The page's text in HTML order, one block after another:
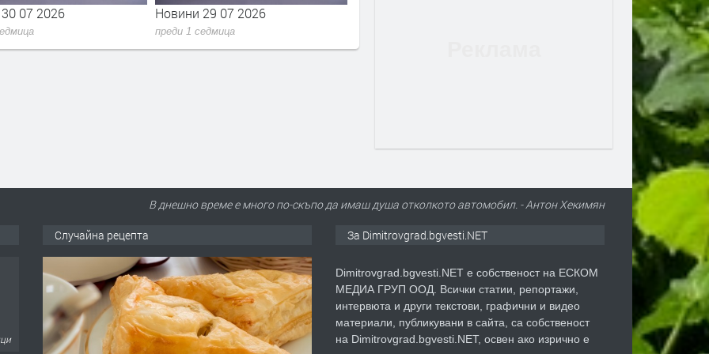
07 2026 Новини 28 07 2027
преди 1 седмица
Новини 24 07 2026
преди 2 седмици
В днешно време е много по-скъпо да имаш душа отколкото автомобил. - Антон Хекимян
Случайна рецепта За Dimitrovgrad.bgvesti.NET
Dimitrovgrad.bgvesti.NET е собственост на ЕСКОМ
МЕДИА ГРУП ООД. Всички статии, репортажи,
интервюта и други текстови, графични и видео
материали, публикувани в сайта, са собственост
на Dimitrovgrad.bgvesti.NET, освен ако изрично е